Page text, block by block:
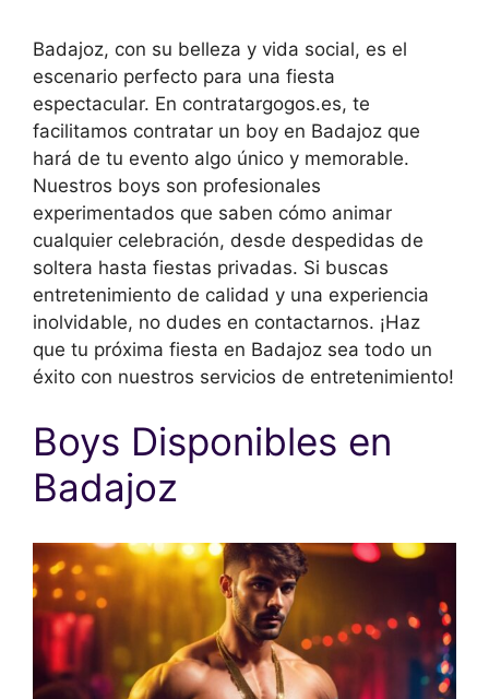
Badajoz, con su belleza y vida social, es el
escenario perfecto para una fiesta
espectacular. En contratargogos.es, te
facilitamos contratar un boy en Badajoz que
hará de tu evento algo único y memorable.
Nuestros boys son profesionales
experimentados que saben cómo animar
cualquier celebración, desde despedidas de
soltera hasta fiestas privadas. Si buscas
entretenimiento de calidad y una experiencia
inolvidable, no dudes en contactarnos. ¡Haz
que tu próxima fiesta en Badajoz sea todo un
éxito con nuestros servicios de entretenimiento!
Boys Disponibles en
Badajoz